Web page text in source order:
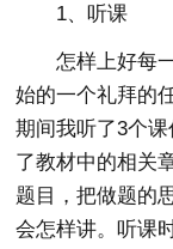
1、听课
怎样上好每
始的一个礼拜的
期间我听了3个
了教材中的相关
题目，把做题的
会怎样讲。听课